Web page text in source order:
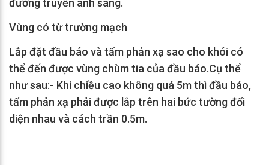
Vùng có từ trường mạch
Lắp đặt đầu báo và tấm phản xạ sao cho khói có
thể đến được vùng chùm tia của đầu báo.Cụ thể
như sau:- Khi chiều cao không quá 5m thì đầu báo,
tấm phản xạ phải được lắp trên hai bức tường đối
diện nhau và cách trần 0.5m.